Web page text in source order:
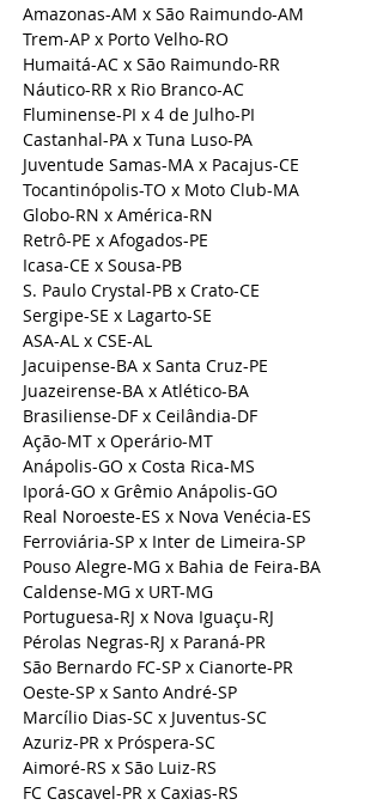
Amazonas-AM x São Raimundo-AM
Trem-AP x Porto Velho-RO
Humaitá-AC x São Raimundo-RR
Náutico-RR x Rio Branco-AC
Fluminense-PI x 4 de Julho-PI
Castanhal-PA x Tuna Luso-PA
Juventude Samas-MA x Pacajus-CE
Tocantinópolis-TO x Moto Club-MA
Globo-RN x América-RN
Retrô-PE x Afogados-PE
Icasa-CE x Sousa-PB
S. Paulo Crystal-PB x Crato-CE
Sergipe-SE x Lagarto-SE
ASA-AL x CSE-AL
Jacuipense-BA x Santa Cruz-PE
Juazeirense-BA x Atlético-BA
Brasiliense-DF x Ceilândia-DF
Ação-MT x Operário-MT
Anápolis-GO x Costa Rica-MS
Iporá-GO x Grêmio Anápolis-GO
Real Noroeste-ES x Nova Venécia-ES
Ferroviária-SP x Inter de Limeira-SP
Pouso Alegre-MG x Bahia de Feira-BA
Caldense-MG x URT-MG
Portuguesa-RJ x Nova Iguaçu-RJ
Pérolas Negras-RJ x Paraná-PR
São Bernardo FC-SP x Cianorte-PR
Oeste-SP x Santo André-SP
Marcílio Dias-SC x Juventus-SC
Azuriz-PR x Próspera-SC
Aimoré-RS x São Luiz-RS
FC Cascavel-PR x Caxias-RS